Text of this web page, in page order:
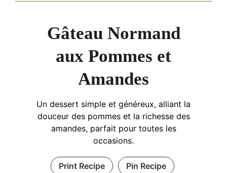
Gâteau Normand
aux Pommes et
Amandes
Un dessert simple et généreux, alliant la
douceur des pommes et la richesse des
amandes, parfait pour toutes les
occasions.
Print Recipe Pin Recipe